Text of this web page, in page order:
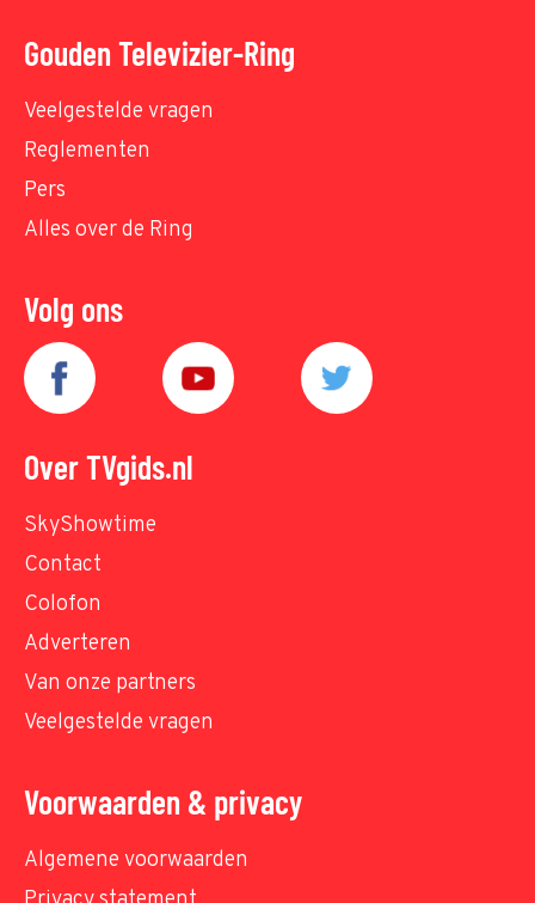
Gouden Televizier-Ring
Veelgestelde vragen
Reglementen
Pers
Alles over de Ring
Volg ons
Over TVgids.nl
SkyShowtime
Contact
Colofon
Adverteren
Van onze partners
Veelgestelde vragen
Voorwaarden & privacy
Algemene voorwaarden